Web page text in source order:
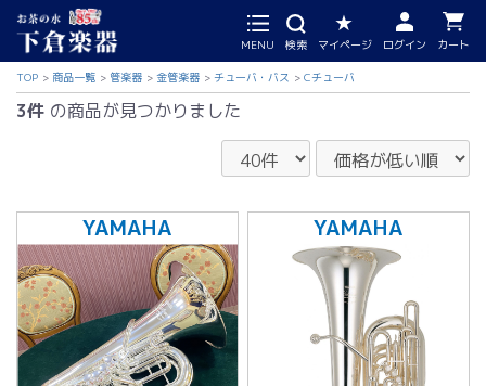
MENU 検索 マイページ ログイン カート
TOP 商品一覧 管楽器 金管楽器 チューバ・バス Cチューバ
3件 の商品が見つかりました
YAMAHA YAMAHA